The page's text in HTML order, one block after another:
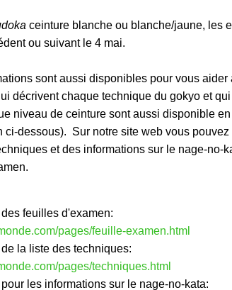
ceinture blanche ou blanche/jaune, les
ou suivant le 4 mai.
sont aussi disponibles pour vous
décrivent chaque technique du gokyo et
niveau de ceinture sont aussi disponible
ci-dessous). Sur notre site web vous
et des informations sur le nage-
feuilles d'examen:
pages/feuille-examen.html
la liste des techniques:
pages/techniques.html
les informations sur le nage-no-kata: